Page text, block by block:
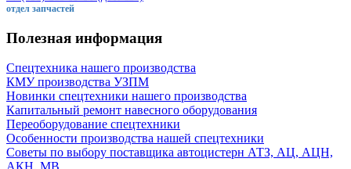
отдел запчастей
Полезная информация
Спецтехника нашего производства
КМУ производства УЗПМ
Новинки спецтехники нашего производства
Капитальный ремонт навесного оборудования
Переоборудование спецтехники
Особенности производства нашей спецтехники
Советы по выбору поставщика автоцистерн АТЗ, АЦ, АЦН,